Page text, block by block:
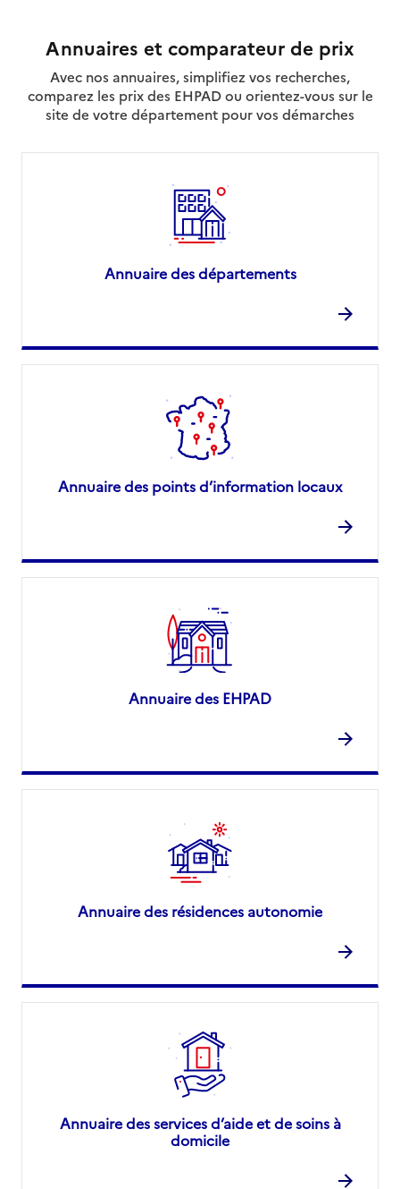
Annuaires et comparateur de prix
Avec nos annuaires, simplifiez vos recherches,
comparez les prix des EHPAD ou orientez-vous sur le
site de votre département pour vos démarches
Annuaire des départements
Annuaire des points d’information locaux
Annuaire des EHPAD
Annuaire des résidences autonomie
Annuaire des services d’aide et de soins à
domicile